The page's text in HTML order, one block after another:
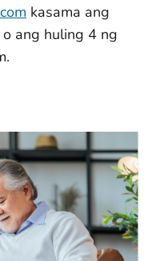
kasama ang
ang huling 4 ng